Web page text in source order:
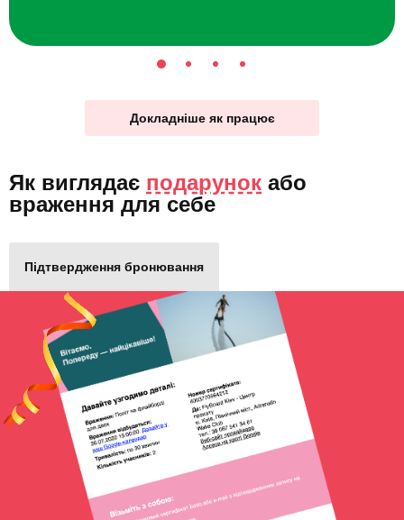
Докладніше як працює
Як виглядає подарунок або
враження для себе
Підтвердження бронювання